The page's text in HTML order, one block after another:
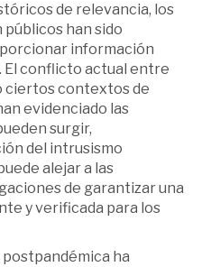
de relevancia, los
han sido
información
El conflicto actual entre
ciertos contextos de
evidenciado las
surgir,
del intrusismo
alejar a las
de garantizar una
y verificada para los
ha